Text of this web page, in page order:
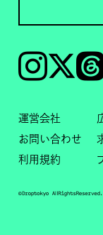
Instagram𝕏
運営会社
お問い合わせ
利用規約